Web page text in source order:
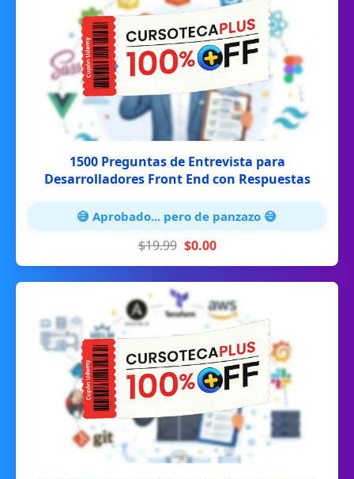
1500 Preguntas de Entrevista para
Desarrolladores Front End con Respuestas
😅 Aprobado... pero de panzazo 😅
$19.99 $0.00